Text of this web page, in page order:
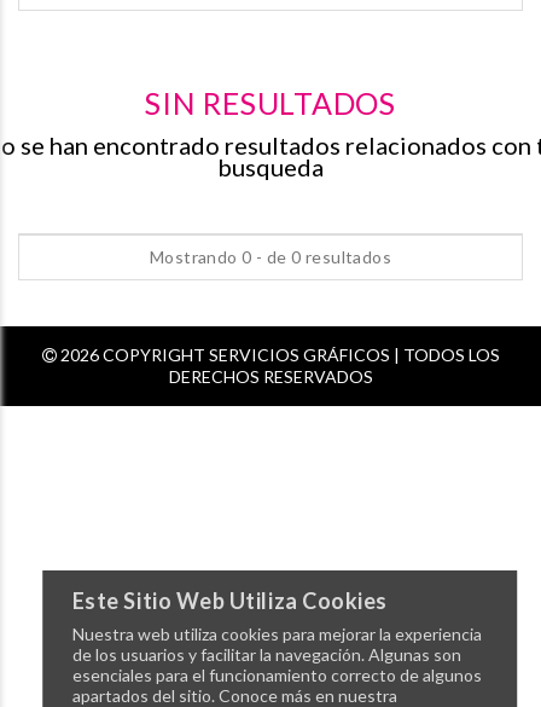
Este Sitio Web Utiliza Cookies
Nuestra web utiliza cookies para mejorar la experiencia
de los usuarios y facilitar la navegación. Algunas son
esenciales para el funcionamiento correcto de algunos
apartados del sitio. Conoce más en nuestra
SIN RESULTADOS
se han encontrado resultados relacionados con
busqueda
Mostrando 0 - de 0 resultados
2026 COPYRIGHT SERVICIOS GRÁFICOS | TODOS LOS
DERECHOS RESERVADOS